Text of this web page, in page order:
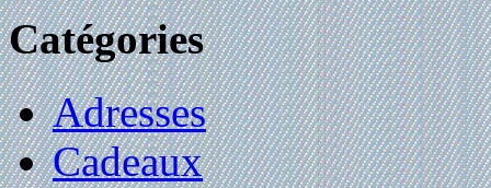
Catégories
Adresses
Cadeaux